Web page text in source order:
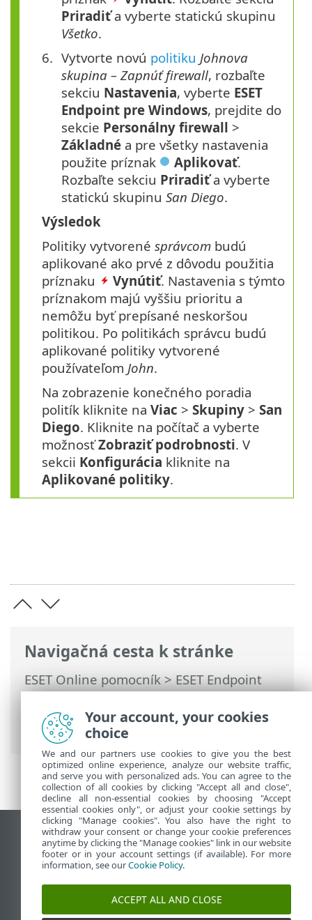
Navigačná cesta k stránke
ESET Online pomocník>ESET Endpoint
Antivirus>Dokumentácia pre koncové
zariadenia spravované vzdialene>Čo sú
politiky? > Ako fungujú príznaky
Priradiťa vyberte statickú skupinu
Všetko.
Vytvorte novú politiku Johnova
skupina – Zapnúť firewall, rozbaľte
sekciu Nastavenia, vyberte ESET
Endpoint pre Windows, prejdite do
sekcie Personálny firewall >
Základné a pre všetky nastavenia
použite príznak
Aplikovať.
Rozbaľte sekciu Priradiťa vyberte
statickú skupinu San Diego.
Výsledok
Politiky vytvorené správcom budú
aplikované ako prvé z dôvodu použitia
príznaku
Vynútiť. Nastavenia s týmto
príznakom majú vyššiu prioritu a
nemôžu byť prepísané neskoršou
politikou. Po politikách správcu budú
aplikované politiky vytvorené
používateľom John.
Na zobrazenie konečného poradia
politík kliknite na Viac > Skupiny > San
Diego. Kliknite na počítač a vyberte
možnosťZobraziť podrobnosti. V
sekcii Konfigurácia kliknite na
Aplikované politiky.
Zobraziť stránku ako na počítači
End of Life
Databáza znalostí ESET
ESET Fórum
ESET Status Portal
Your account, your cookies
choice
We and our partners use cookies to give you the best
optimized online experience, analyze our website traffic,
and serve you with personalized ads. You can agree to the
collection of all cookies by clicking "Accept all and close",
decline all non-essential cookies by choosing "Accept
essential cookies only", or adjust your cookie settings by
clicking "Manage cookies". You also have the right to
withdraw your consent or change your cookie preferences
anytime by clicking the "Manage cookies" link in our website
footer or in your account settings (if available). For more
information, see ourCookie Policy.
ACCEPT ALL AND CLOSE